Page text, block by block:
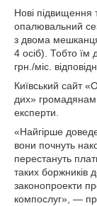
Нові підвищення
опалювальний
з двома
4 осіб). Тобто їм
грн./міс.
Київський сайт
дих» громадянам
експерти.
«Найгірше
вони почнуть
перестануть
таких боржників
законопроекти
компослуг», —